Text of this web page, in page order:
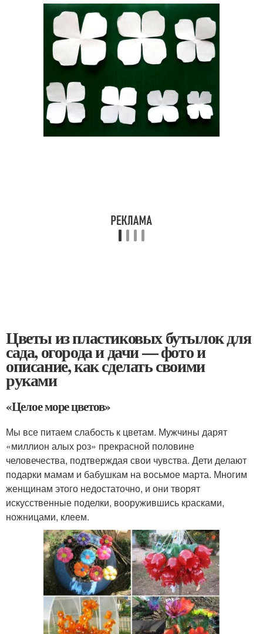
Цветы из пластиковых бутылок для
сада, огорода и дачи — фото и
описание, как сделать своими
руками
«Целое море цветов»
Мы все питаем слабость к цветам. Мужчины дарят
«миллион алых роз» прекрасной половине
человечества, подтверждая свои чувства. Дети делают
подарки мамам и бабушкам на восьмое марта. Многим
женщинам этого недостаточно, и они творят
искусственные поделки, вооружившись красками,
ножницами, клеем.